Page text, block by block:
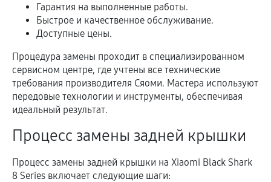
Гарантия на выполненные работы.
Быстрое и качественное обслуживание.
Доступные цены.
Процедура замены проходит в специализированном
сервисном центре, где учтены все технические
требования производителя Сяоми. Мастера используют
передовые технологии и инструменты, обеспечивая
идеальный результат.
Процесс замены задней крышки
Процесс замены задней крышки на Xiaomi Black Shark
8 Series включает следующие шаги: